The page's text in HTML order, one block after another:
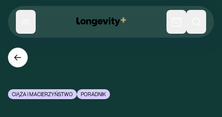
CIĄŻA I MACIERZYŃSTWO PORADNIK